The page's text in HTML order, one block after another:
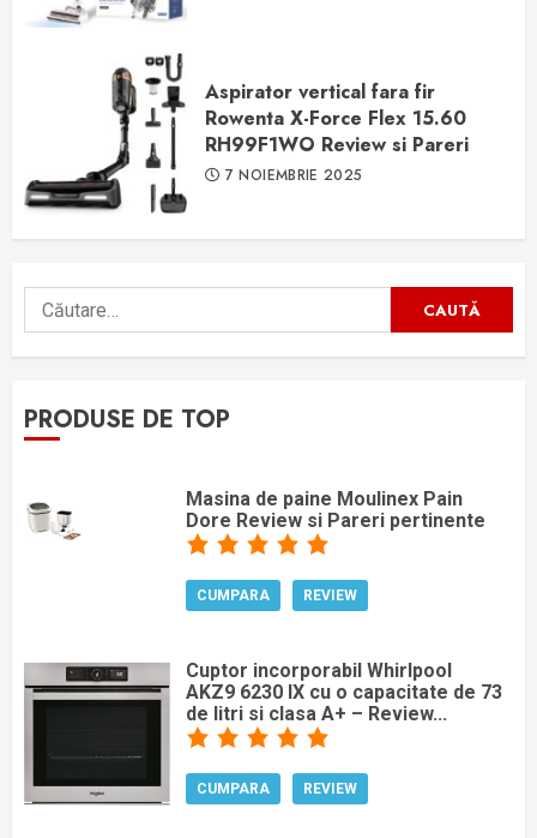
Aspirator vertical fara fir
Rowenta X-Force Flex 15.60
RH99F1WO Review si Pareri
7 NOIEMBRIE 2025
Caută
după:
PRODUSE DE TOP
Masina de paine Moulinex Pain
Dore Review si Pareri pertinente
CUMPARA REVIEW
Cuptor incorporabil Whirlpool
AKZ9 6230 IX cu o capacitate de 73
de litri si clasa A+ – Review...
CUMPARA REVIEW